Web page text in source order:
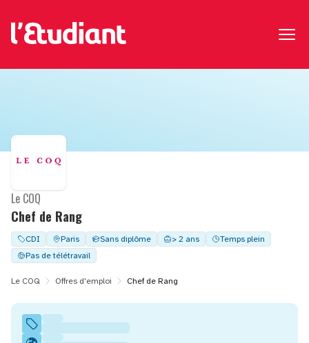
Chef de Rang
Le COQ
CDI Paris Sans diplôme > 2 ans
Temps plein
Pas de télétravail
Le COQ Offres d'emploi Chef de Rang